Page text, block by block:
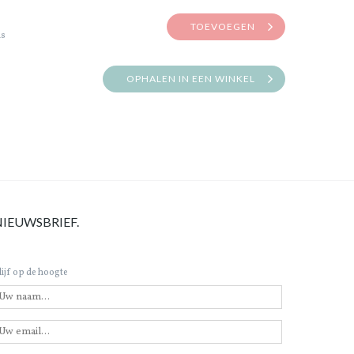
TOEVOEGEN
OPHALEN IN EEN WINKEL
op de hoogte